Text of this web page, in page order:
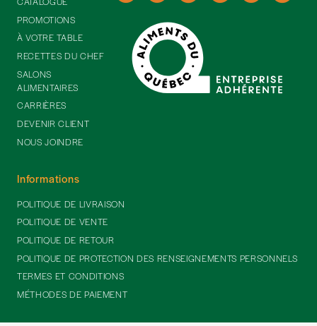
PROMOTIONS
À VOTRE TABLE
RECETTES DU CHEF
SALONS
ALIMENTAIRES
CARRIÈRES
DEVENIR CLIENT
NOUS JOINDRE
Informations
POLITIQUE DE LIVRAISON
POLITIQUE DE VENTE
POLITIQUE DE RETOUR
POLITIQUE DE PROTECTION DES RENSEIGNEMENTS PERSONNELS
TERMES ET CONDITIONS
MÉTHODES DE PAIEMENT